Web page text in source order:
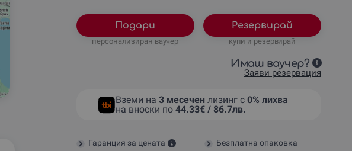
Подари
персонализиран ваучер
Резервирай
купи и резервирай
Имаш ваучер?
Заяви резервация
Вземи на3 месечен лизинг с0% лихва
на вноски по44.33€ / 86.7лв.
Гаранция за цената
Безплатна опаковка